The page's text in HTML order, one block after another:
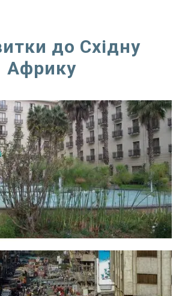
до Східну
Африку